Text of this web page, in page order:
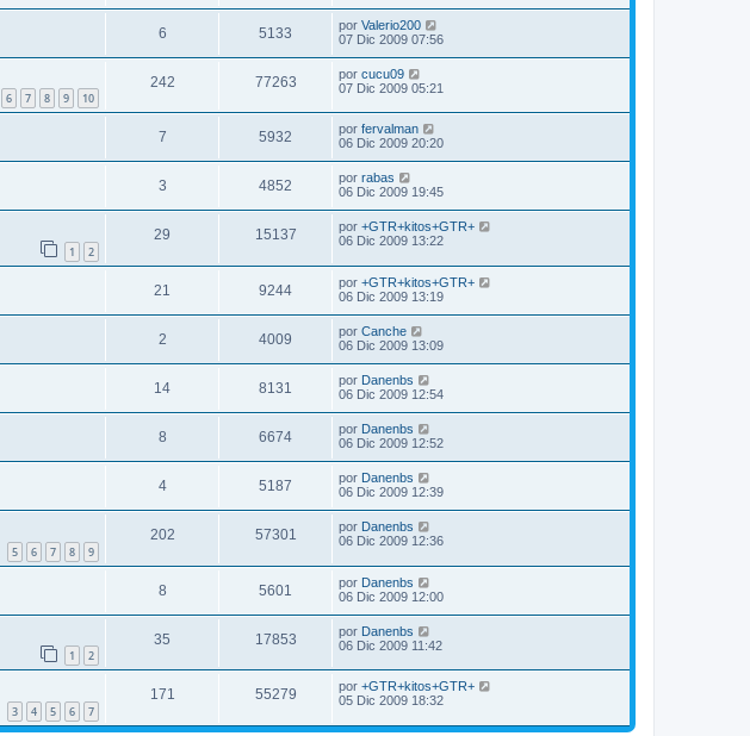
6 5133 por Valerio200
07 Dic 2009 07:56
6 7 8 9 10
242 77263 por cucu09
07 Dic 2009 05:21
7 5932 por fervalman
06 Dic 2009 20:20
3 4852 por rabas
06 Dic 2009 19:45
1 2
29 15137 por +GTR+kitos+GTR+
06 Dic 2009 13:22
21 9244 por +GTR+kitos+GTR+
06 Dic 2009 13:19
2 4009 por Canche
06 Dic 2009 13:09
14 8131 por Danenbs
06 Dic 2009 12:54
8 6674 por Danenbs
06 Dic 2009 12:52
4 5187 por Danenbs
06 Dic 2009 12:39
5 6 7 8 9
202 57301 por Danenbs
06 Dic 2009 12:36
8 5601 por Danenbs
06 Dic 2009 12:00
1 2
35 17853 por Danenbs
06 Dic 2009 11:42
3 4 5 6 7
171 55279 por +GTR+kitos+GTR+
05 Dic 2009 18:32